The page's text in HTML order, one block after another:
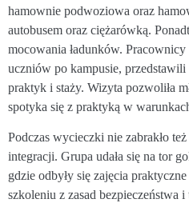
hamownie podwoziowa oraz
autobusem oraz ciężarówką.
mocowania ładunków.
uczniów po kampusie,
praktyk i staży. Wizyta pozwoliła
spotyka się z praktyką w
Podczas wycieczki nie zabrakło
integracji. Grupa udała się na tor
gdzie odbyły się zajęcia
szkoleniu z zasad bezpieczeństwa